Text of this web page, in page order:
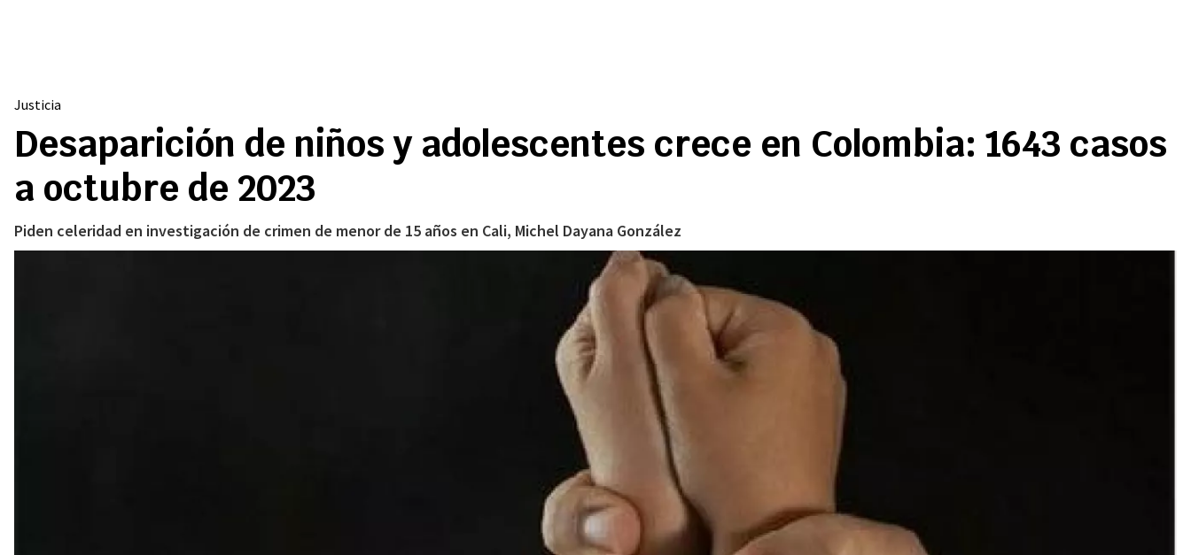
Justicia
Desaparición de niños y adolescentes crece en Colombia: 1643 casos
a octubre de 2023
Piden celeridad en investigación de crimen de menor de 15 años en Cali, Michel Dayana González